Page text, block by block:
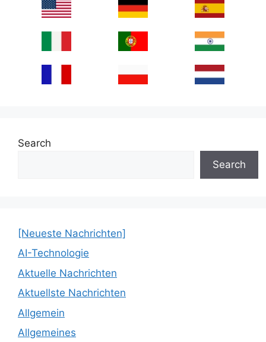
Search
Search
[Neueste Nachrichten]
AI-Technologie
Aktuelle Nachrichten
Aktuellste Nachrichten
Allgemein
Allgemeines